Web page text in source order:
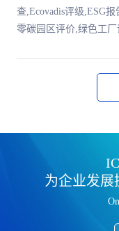
查,Ecovadis评级,ESG
零碳园区评价,绿色工
为企业发展